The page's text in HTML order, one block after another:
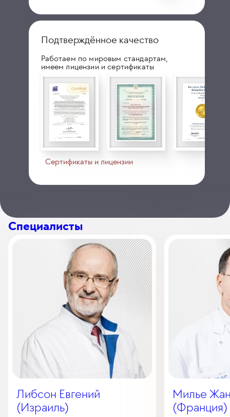
Подтверждённое качество
Работаем по мировым стандартам,
имеем лицензии и сертификаты
Сертификаты и лицензии
Специалисты
Либсон Евгений
(Израиль)
Милье
(Франция)